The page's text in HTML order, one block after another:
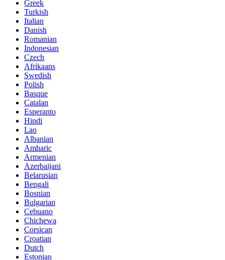
Greek
Turkish
Italian
Danish
Romanian
Indonesian
Czech
Afrikaans
Swedish
Polish
Basque
Catalan
Esperanto
Hindi
Lao
Albanian
Amharic
Armenian
Azerbaijani
Belarusian
Bengali
Bosnian
Bulgarian
Cebuano
Chichewa
Corsican
Croatian
Dutch
Estonian